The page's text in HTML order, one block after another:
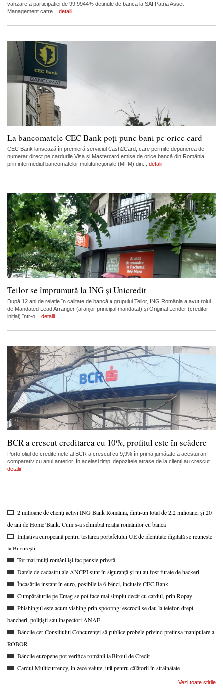
vanzare a participatiei de 99,9944% detinute de banca la SAI Patria Asset
Management catre... detalii
La bancomatele CEC Bank poți pune bani pe orice card
CEC Bank lansează în premieră serviciul Cash2Card, care permite depunerea de
numerar direct pe cardurile Visa și Mastercard emise de orice bancă din România,
prin intermediul bancomatelor multifuncționale (MFM) din... detalii
Teilor se împrumută la ING și Unicredit
După 12 ani de relație în calitate de bancă a grupului Teilor, ING România a avut rolul
de Mandated Lead Arranger (aranjor principal mandatat) și Original Lender (creditor
inițial) într-o... detalii
BCR a crescut creditarea cu 10%, profitul este în scădere
Portofoliul de credite nete al BCR a crescut cu 9,9% în prima jumătate a acestui an
comparativ cu anul anterior. În același timp, depozitele atrase de la clienți au crescut...
detalii
2 milioane de clienți activi ING Bank România, dintr-un total de 2,2 milioane, și 20
de ani de Home’Bank. Cum s-a schimbat relația românilor cu banca
Inițiativa europeană pentru testarea portofelului UE de identitate digitală se reunește
la București
Tot mai mulți români își fac pensie privată
Datele de cadastru ale ANCPI sunt în siguranță și nu au fost furate de hackeri
Încasările instant în euro, posibile la 6 bănci, inclusiv CEC Bank
Cumpărăturile pe Emag se pot face mai simplu decât cu cardul, prin Ropay
Phishingul este acum vishing prin spoofing: escrocii se dau la telefon drept
bancheri, polițiști sau inspectori ANAF
Băncile cer Consiliului Concurenței să publice probele privind pretinsa manipulare a
ROBOR
Băncile europene pot verifica românii la Biroul de Credit
Cardul Multicurrency, în zece valute, util pentru călătorii în străinătate
Vezi toate stirile